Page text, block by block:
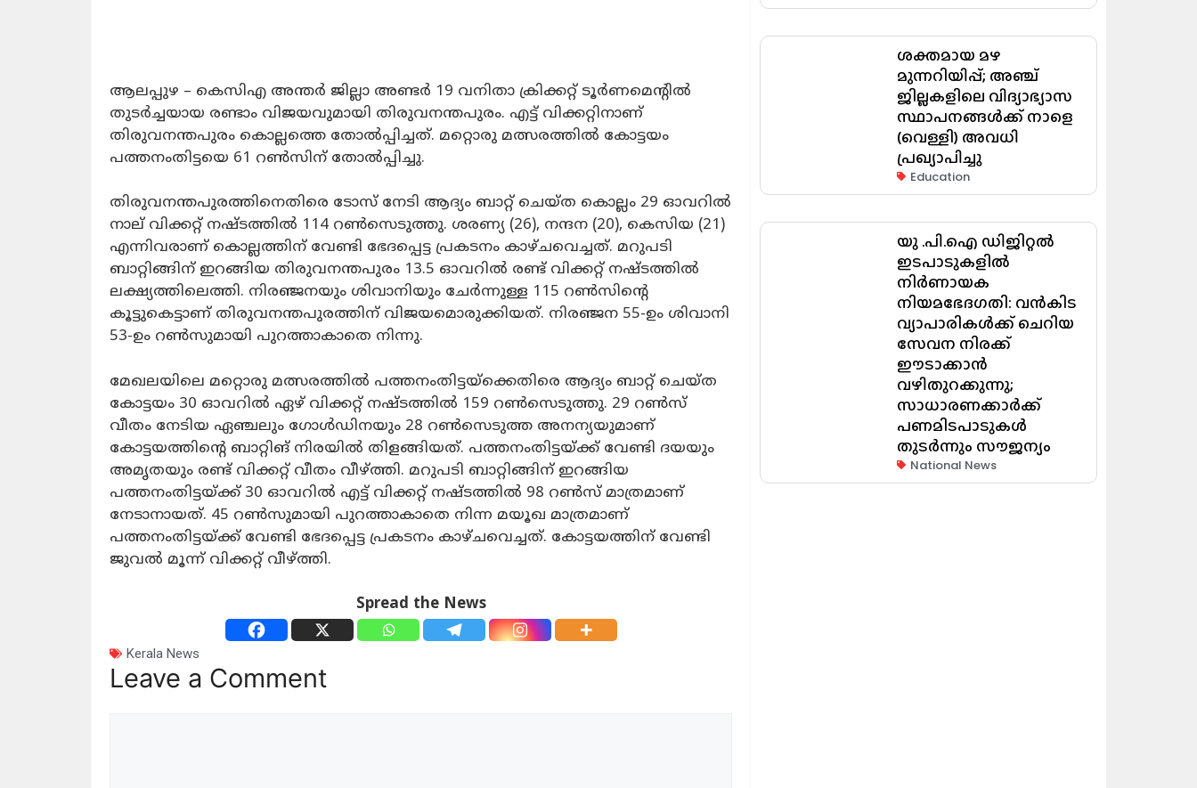
ആലപ്പുഴ – കെസിഎ അന്തർ ജില്ലാ അണ്ടർ 19 വനിതാ ക്രിക്കറ്റ് ടൂർണമെന്റിൽ
തുടർച്ചയായ രണ്ടാം വിജയവുമായി തിരുവനന്തപുരം. എട്ട് വിക്കറ്റിനാണ്
തിരുവനന്തപുരം കൊല്ലത്തെ തോൽപ്പിച്ചത്. മറ്റൊരു മത്സരത്തിൽ കോട്ടയം
പത്തനംതിട്ടയെ 61 റൺസിന് തോൽപ്പിച്ചു.
തിരുവനന്തപുരത്തിനെതിരെ ടോസ് നേടി ആദ്യം ബാറ്റ് ചെയ്ത കൊല്ലം 29 ഓവറിൽ
നാല് വിക്കറ്റ് നഷ്ടത്തിൽ 114 റൺസെടുത്തു. ശരണ്യ (26), നന്ദന (20), കെസിയ (21)
എന്നിവരാണ് കൊല്ലത്തിന് വേണ്ടി ഭേദപ്പെട്ട പ്രകടനം കാഴ്ചവെച്ചത്. മറുപടി
ബാറ്റിങ്ങിന് ഇറങ്ങിയ തിരുവനന്തപുരം 13.5 ഓവറിൽ രണ്ട് വിക്കറ്റ് നഷ്ടത്തിൽ
ലക്ഷ്യത്തിലെത്തി. നിരഞ്ജനയും ശിവാനിയും ചേർന്നുള്ള 115 റൺസിന്റെ
കൂട്ടുകെട്ടാണ് തിരുവനന്തപുരത്തിന് വിജയമൊരുക്കിയത്. നിരഞ്ജന 55-ഉം ശിവാനി
53-ഉം റൺസുമായി പുറത്താകാതെ നിന്നു.
മേഖലയിലെ മറ്റൊരു മത്സരത്തിൽ പത്തനംതിട്ടയ്ക്കെതിരെ ആദ്യം ബാറ്റ് ചെയ്ത
കോട്ടയം 30 ഓവറിൽ ഏഴ് വിക്കറ്റ് നഷ്ടത്തിൽ 159 റൺസെടുത്തു. 29 റൺസ്
വീതം നേടിയ ഏഞ്ചലും ഗോൾഡിനയും 28 റൺസെടുത്ത അനന്യയുമാണ്
കോട്ടയത്തിന്റെ ബാറ്റിങ് നിരയിൽ തിളങ്ങിയത്. പത്തനംതിട്ടയ്ക്ക് വേണ്ടി ദയയും
അമൃതയും രണ്ട് വിക്കറ്റ് വീതം വീഴ്ത്തി. മറുപടി ബാറ്റിങ്ങിന് ഇറങ്ങിയ
പത്തനംതിട്ടയ്ക്ക് 30 ഓവറിൽ എട്ട് വിക്കറ്റ് നഷ്ടത്തിൽ 98 റൺസ് മാത്രമാണ്
നേടാനായത്. 45 റൺസുമായി പുറത്താകാതെ നിന്ന മയൂഖ മാത്രമാണ്
പത്തനംതിട്ടയ്ക്ക് വേണ്ടി ഭേദപ്പെട്ട പ്രകടനം കാഴ്ചവെച്ചത്. കോട്ടയത്തിന് വേണ്ടി
ജുവൽ മൂന്ന് വിക്കറ്റ് വീഴ്ത്തി.
Spread the News
Kerala News
Leave a Comment
ശക്തമായ മഴ
മുന്നറിയിപ്പ്; അഞ്ച്
ജില്ലകളിലെ വിദ്യാഭ്യാസ
സ്ഥാപനങ്ങൾക്ക് നാളെ
(വെള്ളി) അവധി
പ്രഖ്യാപിച്ചു
Education
യു .പി.ഐ ഡിജിറ്റൽ
ഇടപാടുകളിൽ
നിർണായക
നിയമഭേദഗതി: വൻകിട
വ്യാപാരികൾക്ക് ചെറിയ
സേവന നിരക്ക്
ഈടാക്കാൻ
വഴിതുറക്കുന്നു;
സാധാരണക്കാർക്ക്
പണമിടപാടുകൾ
തുടർന്നും സൗജന്യം
National News